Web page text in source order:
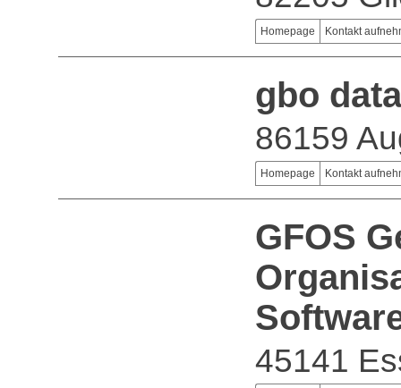
Homepage Kontakt
gbo
86159
Homepage Kontakt
GFOS
45141